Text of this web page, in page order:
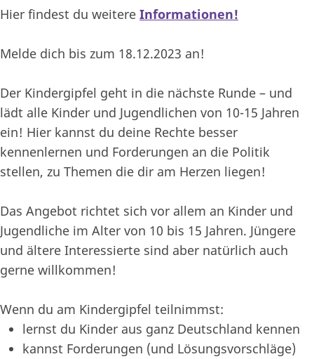
Hier findest du weitere Informationen!
Melde dich bis zum 18.12.2023 an!
Der Kindergipfel geht in die nächste Runde – und
lädt alle Kinder und Jugendlichen von 10-15 Jahren
ein! Hier kannst du deine Rechte besser
kennenlernen und Forderungen an die Politik
stellen, zu Themen die dir am Herzen liegen!
Das Angebot richtet sich vor allem an Kinder und
Jugendliche im Alter von 10 bis 15 Jahren. Jüngere
und ältere Interessierte sind aber natürlich auch
gerne willkommen!
Wenn du am Kindergipfel teilnimmst:
lernst du Kinder aus ganz Deutschland kennen
kannst Forderungen (und Lösungsvorschläge)